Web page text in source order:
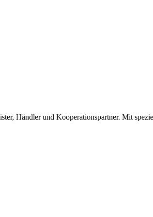
Händler und Kooperationspartner. Mit